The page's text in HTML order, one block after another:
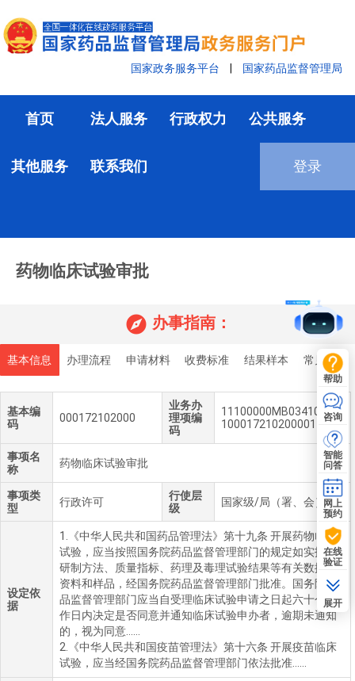
国家政务服务平台 国家药品监督管理局
首页 法人服务 行政权力 公共服务
其他服务 联系我们 登录
药物临床试验审批
 办事指南：
基本信息 办理流程 申请材料 收费标准 结果样本 常见问题
基本编
码
000172102000
业务办
理项编
码
11100000MB0341032Y
100017210200001
事项名
称
药物临床试验审批
事项类
型
行政许可
行使层
级
国家级/局（署、会）
设定依
据
1.《中华人民共和国药品管理法》第十九条 开展药物临床
试验，应当按照国务院药品监督管理部门的规定如实报送
研制方法、质量指标、药理及毒理试验结果等有关数据、
资料和样品，经国务院药品监督管理部门批准。国务院药
品监督管理部门应当自受理临床试验申请之日起六十个工
作日内决定是否同意并通知临床试验申办者，逾期未通知
的，视为同意……
2.《中华人民共和国疫苗管理法》第十六条 开展疫苗临床
试验，应当经国务院药品监督管理部门依法批准......
帮助
咨询
智能
问答
网上
预约
在线
验证
展开